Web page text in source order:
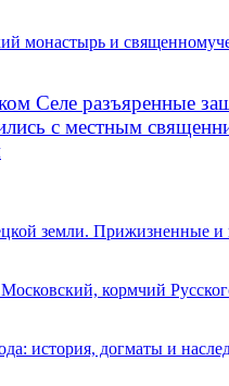
монастырь и
Селе разъяренные
с местным
земли. Прижизненные и
кормчий
история, догматы и